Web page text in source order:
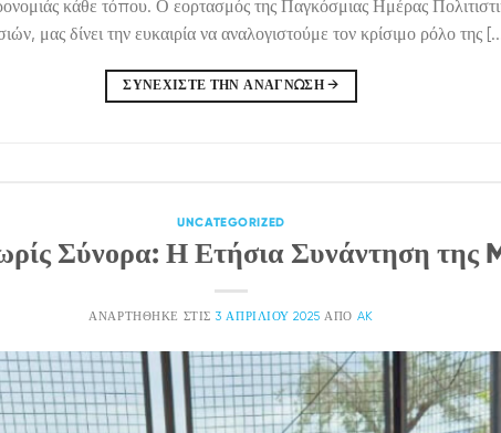
κάθε τόπου. Ο εορτασμός της Παγκόσμιας Ημέρας
μας δίνει την ευκαιρία να αναλογιστούμε τον κρίσιμο ρόλο της
ΣΥΝΕΧΊΣΤΕ ΤΗΝ ΑΝΆΓΝΩΣΗ→
UNCATEGORIZED
Σύνορα: Η Ετήσια Συνάντηση της
ΑΝΑΡΤΉΘΗΚΕ ΣΤΙΣ 3 ΑΠΡΙΛΊΟΥ 2025 ΑΠΌ AK